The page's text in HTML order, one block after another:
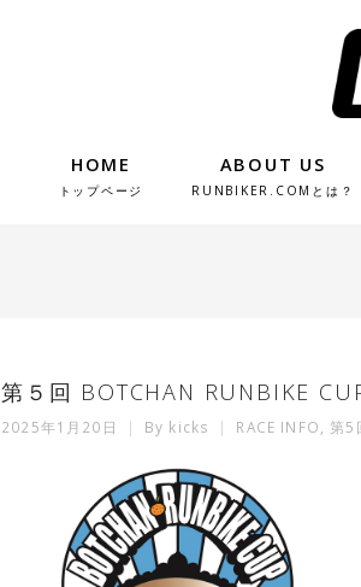
HOME
トップページ
ABOUT US
RUNBIKER.COMとは？
第５回 BOTCHAN RUNBIKE
2025年1月20日 By kicks RACE INFO ,第5